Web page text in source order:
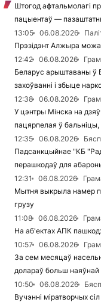
Штогод афтальмолагі
пацыентаў —
13:05
06.08.2026
Прэзідэнт Алжыра
12:42
06.08.2026
Беларус арыштаваны ў
захоўванні і збыце
12:38
06.08.2026
У цэнтры Мінска на
пацярпелая ў
12:35
06.08.2026
Падсанкцыйнае "КБ
перашкодаў для
12:31
06.08.2026
Мытня выкрыла намер
грузу
11:08
06.08.2026
На аб'ектах АПК
10:57
06.08.2026
За сем месяцаў
долараў больш
10:50
06.08.2026
Вучэнні міратворчых